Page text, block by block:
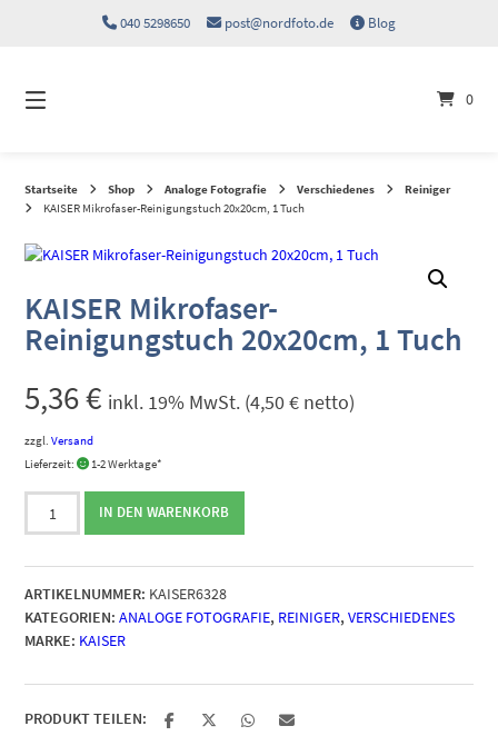
040 5298650 post@nordfoto.de Blog
0
Startseite Shop Analoge Fotografie Verschiedenes
Reiniger
KAISER Mikrofaser-Reinigungstuch 20x20cm, 1 Tuch
KAISER Mikrofaser-
Reinigungstuch 20x20cm, 1 Tuch
5,36€ inkl. 19% MwSt. (4,50€ netto)
zzgl.Versand
Lieferzeit:
1-2 Werktage*
Mikrofaser-
20x20cm,
1
Tuch
Menge
IN DEN WARENKORB
ARTIKELNUMMER: KAISER6328
KATEGORIEN: ANALOGE FOTOGRAFIE, REINIGER,VERSCHIEDENES
MARKE: KAISER
PRODUKT TEILEN: